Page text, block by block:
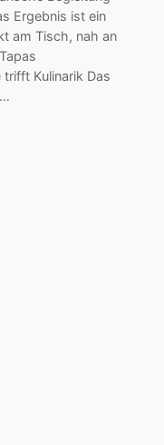
Ergebnis ist ein
am Tisch, nah an
Kulinarik Das